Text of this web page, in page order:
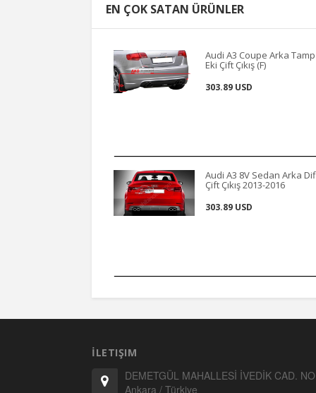
EN ÇOK SATAN ÜRÜNLER
Audi A3 Coupe Arka
Eki Çift Çıkış (F)
303.89 USD
Audi A3 8V Sedan Arka
Çift Çıkış 2013-2016
303.89 USD
İLETIŞIM
DEMETGÜL MAHALLESİ İVEDİK CAD.
Ankara / Türkiye